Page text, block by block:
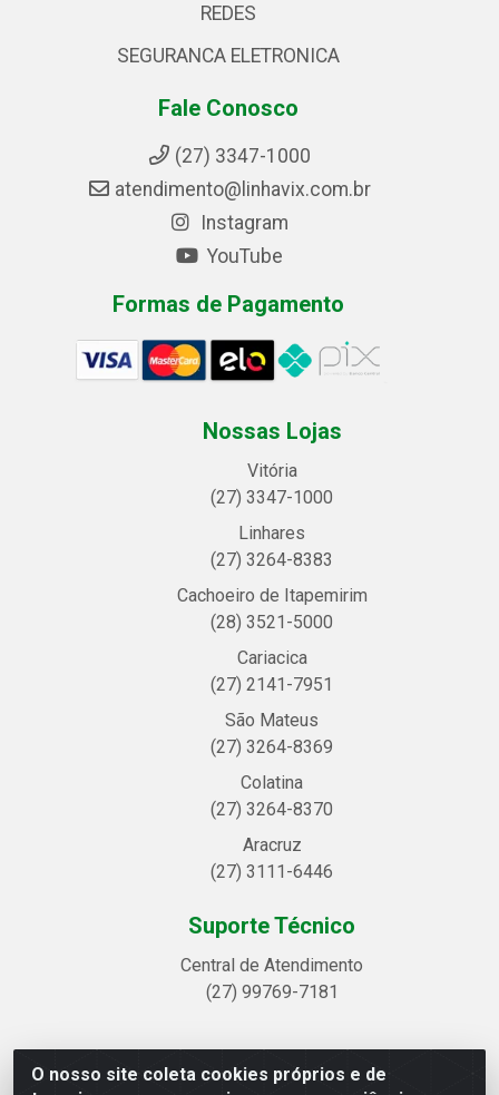
O nosso site coleta cookies próprios e de
REDES
SEGURANCA ELETRONICA
Fale Conosco
(27) 3347-1000
atendimento@linhavix.com.br
Instagram
YouTube
Formas de Pagamento
Nossas Lojas
Vitória
(27) 3347-1000
Linhares
(27) 3264-8383
Cachoeiro de Itapemirim
(28) 3521-5000
Cariacica
(27) 2141-7951
São Mateus
(27) 3264-8369
Colatina
(27) 3264-8370
Aracruz
(27) 3111-6446
Suporte Técnico
Central de Atendimento
(27) 99769-7181
Linhavix Distribuidora LTDA - Avenida Alegre, 2521 -